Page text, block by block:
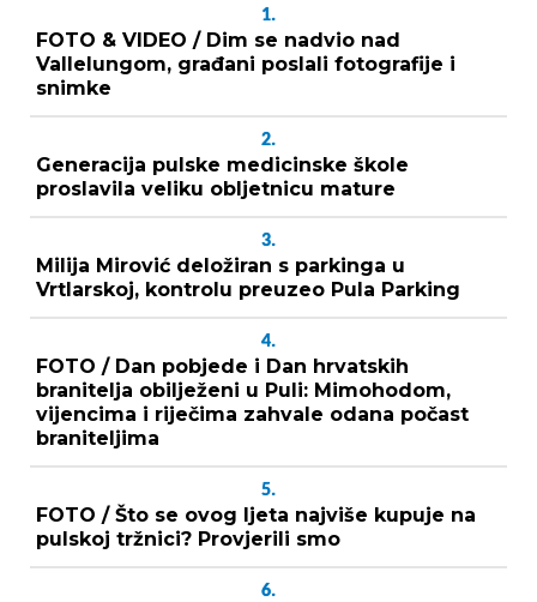
1.
FOTO & VIDEO / Dim se nadvio nad
Vallelungom, građani poslali fotografije i
snimke
2.
Generacija pulske medicinske škole
proslavila veliku obljetnicu mature
3.
Milija Mirović deložiran s parkinga u
Vrtlarskoj, kontrolu preuzeo Pula Parking
4.
FOTO / Dan pobjede i Dan hrvatskih
branitelja obilježeni u Puli: Mimohodom,
vijencima i riječima zahvale odana počast
braniteljima
5.
FOTO / Što se ovog ljeta najviše kupuje na
pulskoj tržnici? Provjerili smo
6.